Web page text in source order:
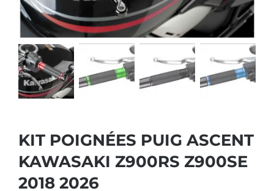
KIT POIGNÉES PUIG ASCENT
KAWASAKI Z900RS Z900SE
2018 2026